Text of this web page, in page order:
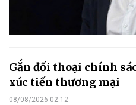
Gắn đối thoại chính
xúc tiến thương mại
08/08/2026 02:12